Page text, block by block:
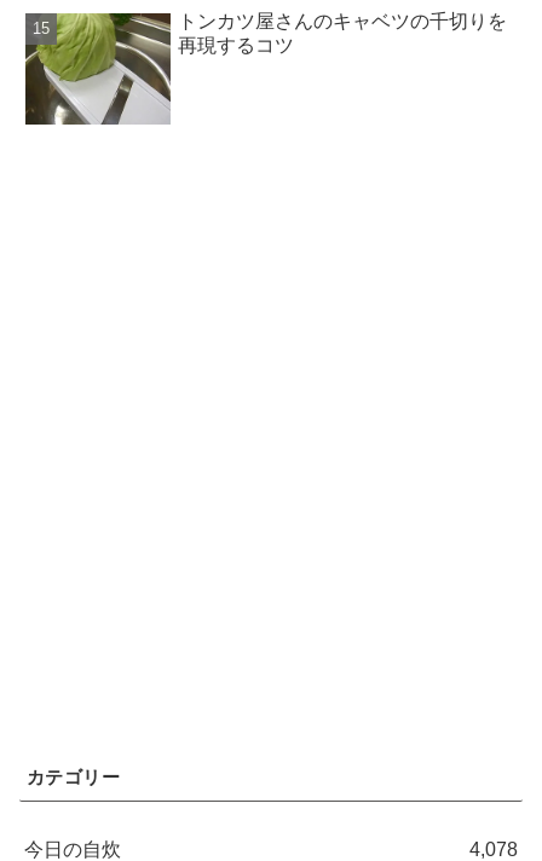
トンカツ屋さんのキャベツの千切りを
再現するコツ
カテゴリー
今日の自炊 4,078